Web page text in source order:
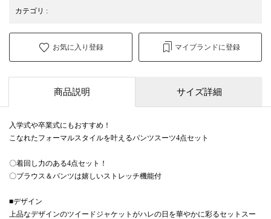
カテゴリ :
お気に入り登録 マイブランドに登録
商品説明 サイズ詳細
入学式や卒業式にもおすすめ！
こなれたフォーマルスタイルを叶えるパンツスーツ4点セット
〇着回し力のある4点セット！
〇ブラウス＆パンツは嬉しいストレッチ機能付
■デザイン
上品なデザインのツイードジャケットがハレの日を華やかに彩るセットスー